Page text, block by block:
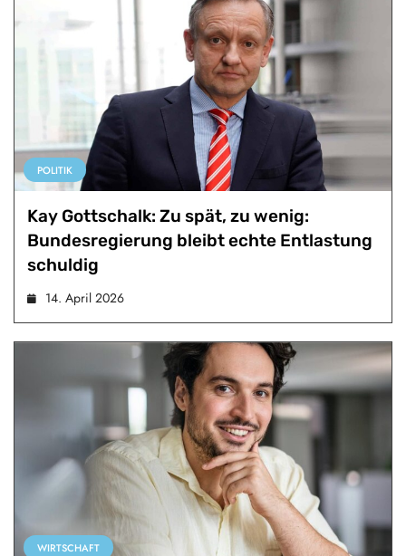
POLITIK
Kay Gottschalk: Zu spät, zu wenig:
Bundesregierung bleibt echte Entlastung
schuldig
14. April 2026
WIRTSCHAFT